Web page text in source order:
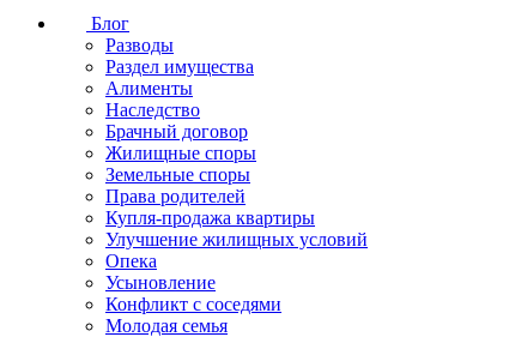
Блог
Разводы
Раздел имущества
Алименты
Наследство
Брачный договор
Жилищные споры
Земельные споры
Права родителей
Купля-продажа квартиры
Улучшение жилищных условий
Опека
Усыновление
Конфликт с соседями
Молодая семья